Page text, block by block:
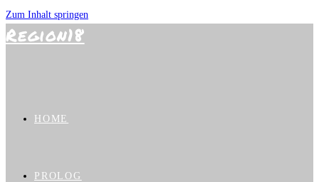
Zum Inhalt springen
Region18
HOME
PROLOG